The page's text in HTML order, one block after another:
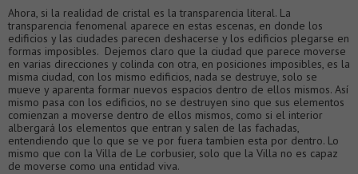
Ahora, si la realidad de cristal es la transparencia literal. La
transparencia fenomenal aparece en estas escenas, en donde los
edificios y las ciudades parecen deshacerse y los edificios plegarse en
formas imposibles. Dejemos claro que la ciudad que parece moverse
en varias direcciones y colinda con otra, en posiciones imposibles, es la
misma ciudad, con los mismo edificios, nada se destruye, solo se
mueve y aparenta formar nuevos espacios dentro de ellos mismos. Así
mismo pasa con los edificios, no se destruyen sino que sus elementos
comienzan a moverse dentro de ellos mismos, como si el interior
albergará los elementos que entran y salen de las fachadas,
entendiendo que lo que se ve por fuera tambien esta por dentro. Lo
mismo que con la Villa de Le corbusier, solo que la Villa no es capaz
de moverse como una entidad viva.